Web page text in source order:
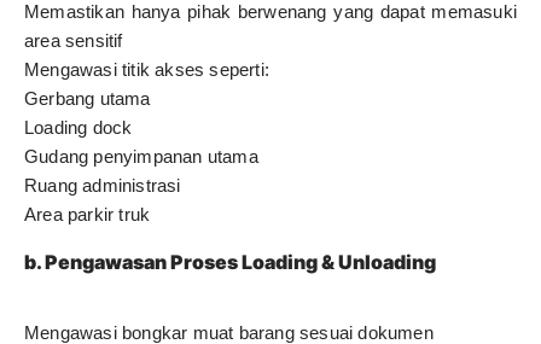
Memastikan hanya pihak berwenang yang dapat memasuki
area sensitif
Mengawasi titik akses seperti:
Gerbang utama
Loading dock
Gudang penyimpanan utama
Ruang administrasi
Area parkir truk
b. Pengawasan Proses Loading & Unloading
Mengawasi bongkar muat barang sesuai dokumen